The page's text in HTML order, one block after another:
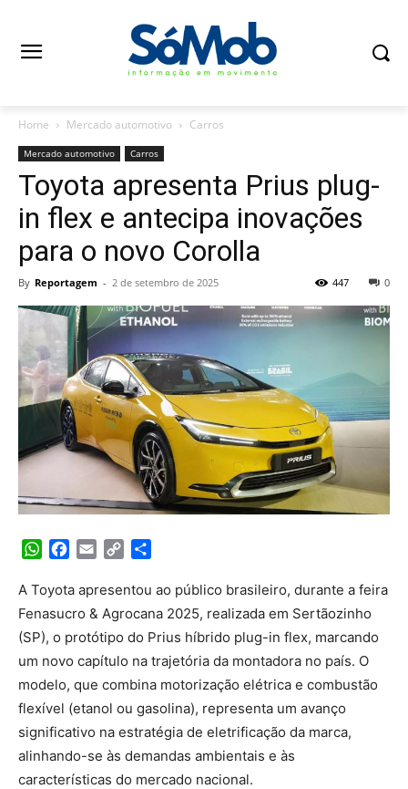
Home Mercado automotivo Carros
Mercado automotivo Carros
Toyota apresenta Prius plug-
in flex e antecipa inovações
para o novo Corolla
By Reportagem - 2 de setembro de 2025 0
447
WhatsApp
Facebook
Email Copy
A Toyota apresentou ao público brasileiro, durante a feira
Fenasucro & Agrocana 2025, realizada em Sertãozinho
(SP), o protótipo do Prius híbrido plug-in flex, marcando
um novo capítulo na trajetória da montadora no país. O
modelo, que combina motorização elétrica e combustão
flexível (etanol ou gasolina), representa um avanço
significativo na estratégia de eletrificação da marca,
alinhando-se às demandas ambientais e às
características do mercado nacional.